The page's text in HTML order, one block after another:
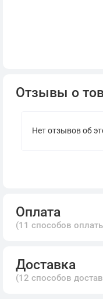
Отзывы о
Нет отзывов об
Оплата
(11 способов
Доставка
(12 способов